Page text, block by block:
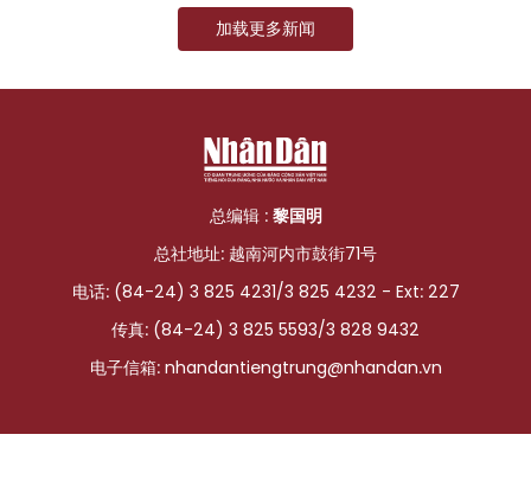
加载更多新闻
总编辑 : 黎国明
总社地址: 越南河内市鼓街71号
电话: (84-24) 3 825 4231/3 825 4232 - Ext: 227
传真: (84-24) 3 825 5593/3 828 9432
电子信箱: nhandantiengtrung@nhandan.vn